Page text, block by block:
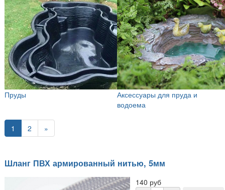
Пруды
Аксессуары для пруда и
водоема
1 2 »
Шланг ПВХ армированный нитью, 5мм
140 руб